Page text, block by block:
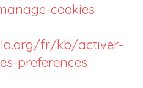
cookies
fr/kb/activer-
preferences